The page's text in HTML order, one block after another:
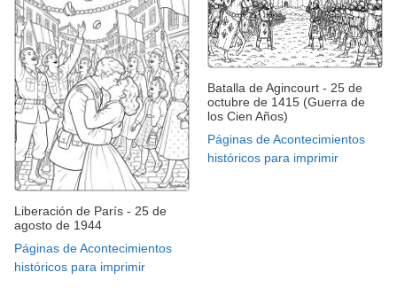
Liberación de París - 25 de
agosto de 1944
Páginas de Acontecimientos
históricos para imprimir
Batalla de Agincourt - 25 de
octubre de 1415 (Guerra de
los Cien Años)
Páginas de Acontecimientos
históricos para imprimir